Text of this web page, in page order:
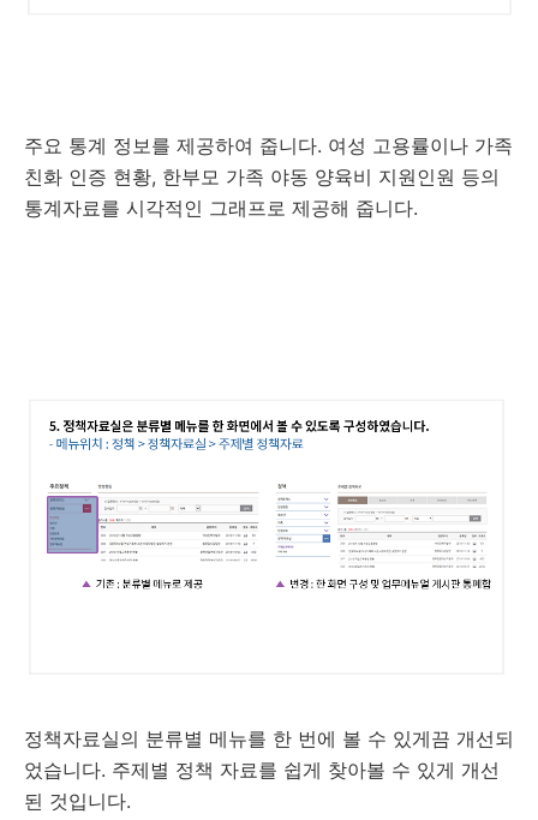
주요 통계 정보를 제공하여 줍니다. 여성 고용률이나 가족
친화 인증 현황, 한부모 가족 야동 양육비 지원인원 등의
통계자료를 시각적인 그래프로 제공해 줍니다.
정책자료실의 분류별 메뉴를 한 번에 볼 수 있게끔 개선되
었습니다. 주제별 정책 자료를 쉽게 찾아볼 수 있게 개선
된 것입니다.